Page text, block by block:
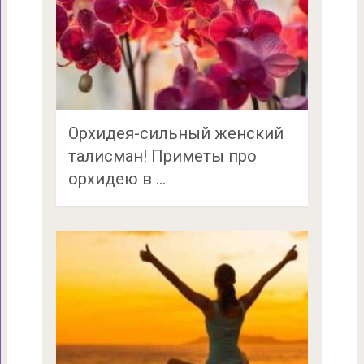
Орхидея-сильный женский
талисман! Приметы про
орхидею в …